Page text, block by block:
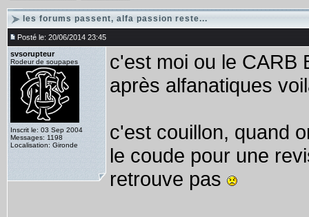
les forums passent, alfa passion reste...
Posté le: 20/06/2014 23:45
svsorupteur
Rodeur de soupapes
Inscrit le: 03 Sep 2004
Messages: 1198
Localisation: Gironde
c'est moi ou le
après alfanatiques
c'est couillon, quand
le coude pour une
retrouve pas